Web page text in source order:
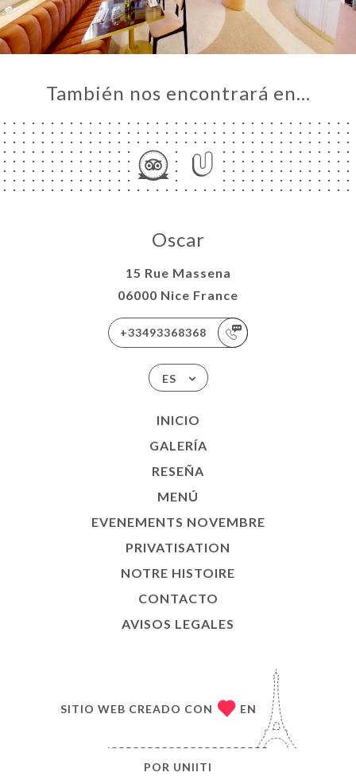
También nos encontrará en…
Oscar
15 Rue Massena
06000 Nice France
+33493368368
ES
INICIO
GALERÍA
RESEÑA
MENÚ
EVENEMENTS NOVEMBRE
PRIVATISATION
NOTRE HISTOIRE
CONTACTO
AVISOS LEGALES
SITIO WEB CREADO CON EN
POR UNIITI